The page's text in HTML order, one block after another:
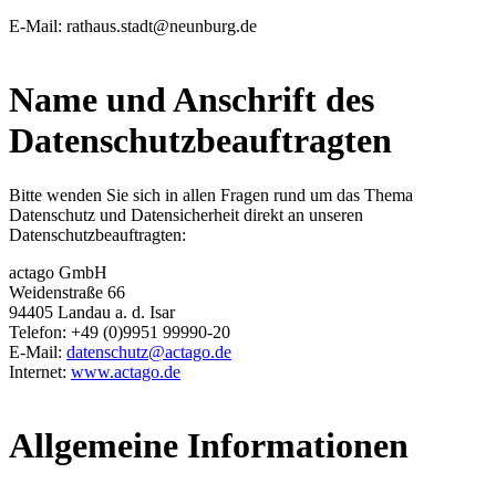
E-Mail: rathaus.stadt@neunburg.de
Name und Anschrift des
Datenschutzbeauftragten
Bitte wenden Sie sich in allen Fragen rund um das Thema
Datenschutz und Datensicherheit direkt an unseren
Datenschutzbeauftragten:
actago GmbH
Weidenstraße 66
94405 Landau a. d. Isar
Telefon: +49 (0)9951 99990-20
E-Mail: datenschutz@actago.de
Internet: www.actago.de
Allgemeine Informationen